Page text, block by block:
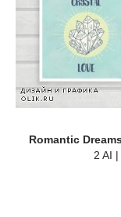
Romantic
2 AI